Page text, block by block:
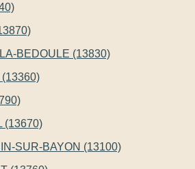
BEDOULE (13830)
(13670)
SUR-BAYON (13100)